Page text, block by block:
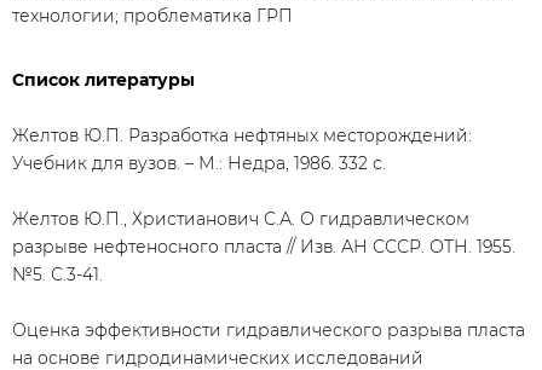
технологии; проблематика ГРП
Список литературы
Желтов Ю.П. Разработка нефтяных месторождений:
Учебник для вузов. – М.: Недра, 1986. 332 с.
Желтов Ю.П., Христианович С.А. О гидравлическом
разрыве нефтеносного пласта // Изв. АН СССР. ОТН. 1955.
№5. С.3-41.
Оценка эффективности гидравлического разрыва пласта
на основе гидродинамических исследований